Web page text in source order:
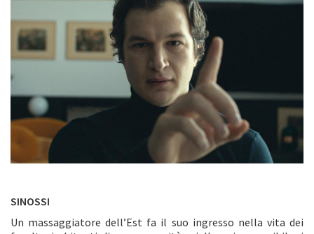
SINOSSI
Un massaggiatore dell’Est fa il suo ingresso nella vita dei